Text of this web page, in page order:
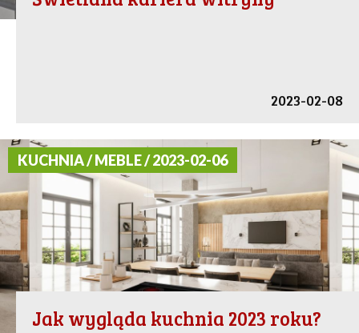
2023-02-08
KUCHNIA / MEBLE / 2023-02-06
Jak wygląda kuchnia 2023 roku?